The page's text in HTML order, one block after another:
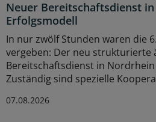
Neuer Bereitschaftsdienst
Erfolgsmodell
In nur zwölf Stunden waren die
vergeben: Der neu strukturierte
Bereitschaftsdienst in
Zuständig sind spezielle
07.08.2026